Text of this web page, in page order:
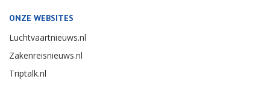
ONZE WEBSITES
Luchtvaartnieuws.nl
Zakenreisnieuws.nl
Triptalk.nl